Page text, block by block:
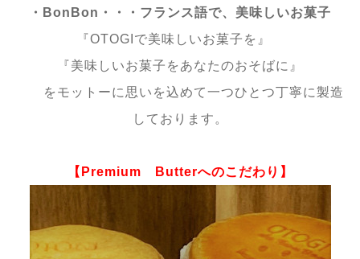
・BonBon・・・フランス語で、 美味しいお菓子
『OTOGIで美味しいお菓子を』
『美味しいお菓子をあなたのおそばに』
をモットーに思いを込めて一つひとつ丁寧に製造
しております。
【Premium Butterへのこだわり】